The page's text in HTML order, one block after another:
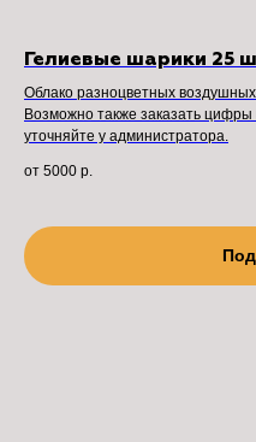
Гелиевые шарики 25
Облако разноцветных
Возможно также заказать
уточняйте у администратора.
от 5000 р.